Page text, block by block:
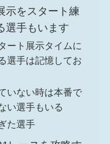
示をスタート練
選手もいます
ート展示タイムに
選手は記憶してお
いない時は本番で
い選手もいる
た選手